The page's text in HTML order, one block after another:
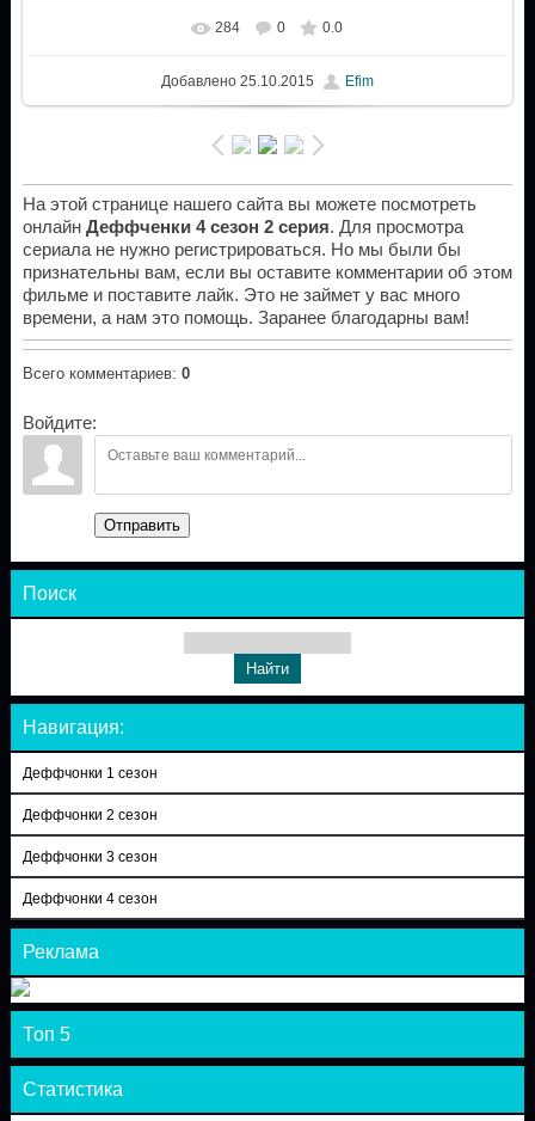
284 0 0.0
Добавлено25.10.2015 Efim
На этой странице нашего сайта вы можете посмотреть
онлайн Деффченки 4 сезон 2 серия. Для просмотра
сериала не нужно регистрироваться. Но мы были бы
признательны вам, если вы оставите комментарии об этом
фильме и поставите лайк. Это не займет у вас много
времени, а нам это помощь. Заранее благодарны вам!
Всего комментариев: 0
Войдите:
Отправить
Поиск
Навигация:
Деффчонки 1 сезон
Деффчонки 2 сезон
Деффчонки 3 сезон
Деффчонки 4 сезон
Реклама
Топ 5
Статистика